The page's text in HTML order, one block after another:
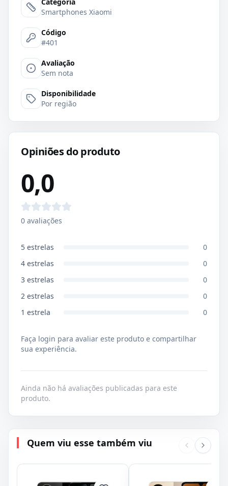
Smartphones Xiaomi
Código
#401
Avaliação
Sem nota
Disponibilidade
Por região
Opiniões do produto
0,0
0 avaliações
5 estrelas
0
4 estrelas
0
3 estrelas
0
2 estrelas
0
1 estrela 0
Faça login para avaliar este produto e compartilhar
sua experiência.
Ainda não há avaliações publicadas para este
produto.
Quem viu esse também viu